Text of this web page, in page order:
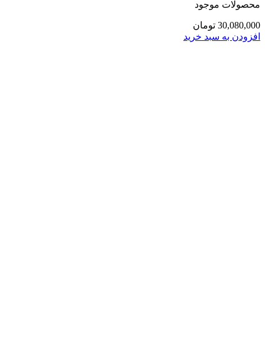
محصولات موجود
30,080,000 تومان
افزودن به سبد خرید